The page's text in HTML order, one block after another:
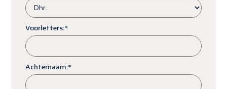
Voorletters:*
Achternaam:*